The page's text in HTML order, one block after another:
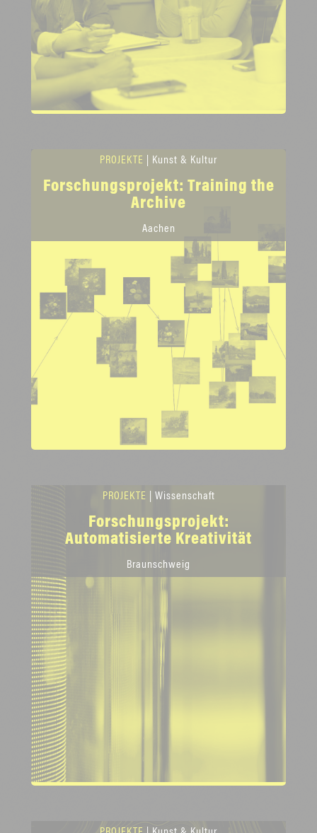
PROJEKTE | Kunst & Kultur
Forschungsprojekt: Training the
Archive
Aachen
PROJEKTE | Wissenschaft
Forschungsprojekt:
Automatisierte Kreativität
Braunschweig